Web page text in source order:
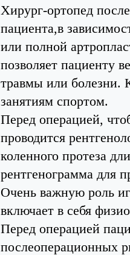
Хирург-ортопед
пациента,в
или полной
позволяет пациенту
травмы или болезни.
занятиям спортом.
Перед операцией,
проводится
коленного протеза
рентгенограмма для
Очень важную роль
включает в себя
Перед операцией
послеоперационных